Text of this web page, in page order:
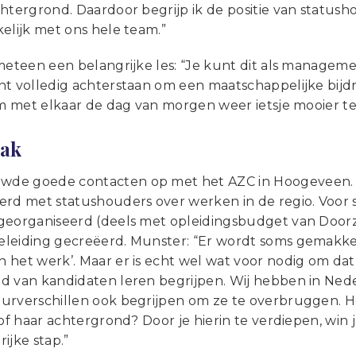
Daardoor begrijp ik de positie van
met ons hele team.”
een belangrijke les: “Je kunt dit als
volledig achterstaan om een maatschappelijke
met elkaar de dag van morgen weer ietsje mooier
goede contacten op met het AZC in
met statushouders over werken in de regio. Voor
(deels met opleidingsbudget van
gecreëerd. Munster: “Er wordt soms
het werk’. Maar er is echt wel wat voor nodig om
van kandidaten leren begrijpen. Wij hebben in
ook begrijpen om ze te overbruggen.
haar achtergrond? Door je hierin te verdiepen,
stap.”